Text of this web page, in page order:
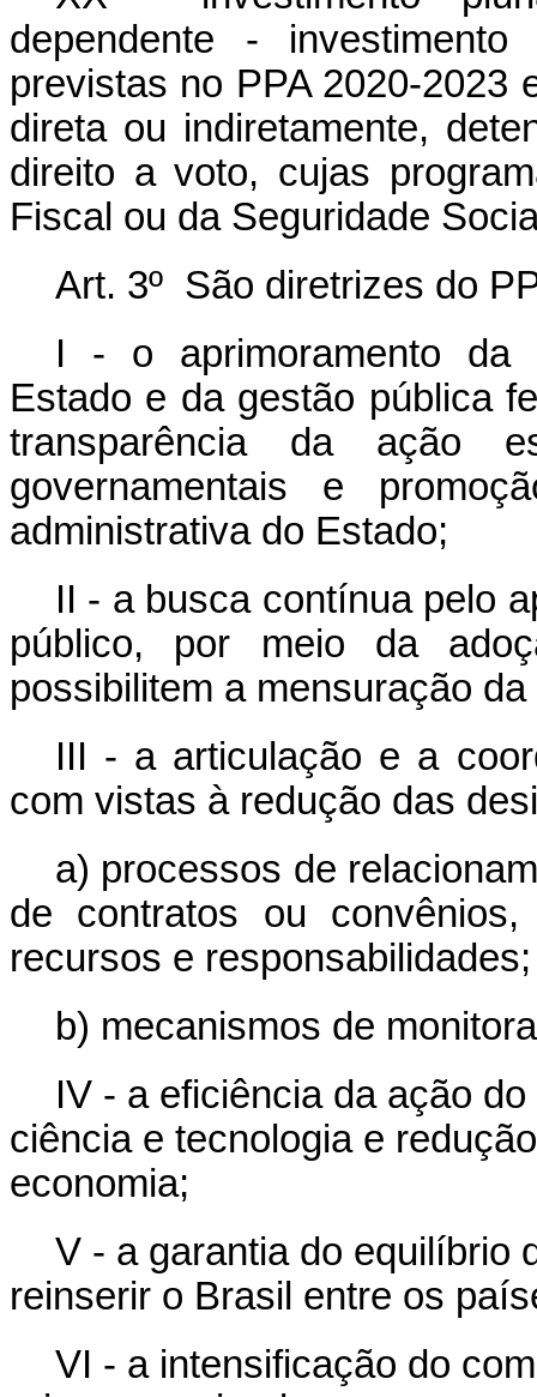
dependente -
previstas no PPA 2020-2023
direta ou indiretamente,
direito a voto, cujas
Fiscal ou da Seguridade
Art. 3º São diretrizes do
I - o aprimoramento da
Estado e da gestão pública
transparência da ação
governamentais e
administrativa do Estado;
II - a busca contínua pelo
público, por meio da
possibilitem a mensuração
III - a articulação e a
com vistas à redução das
a) processos de
de contratos ou
recursos e
b) mecanismos de
IV - a eficiência da ação
ciência e tecnologia e
economia;
V - a garantia do equilíbrio
reinserir o Brasil entre os
VI - a intensificação do